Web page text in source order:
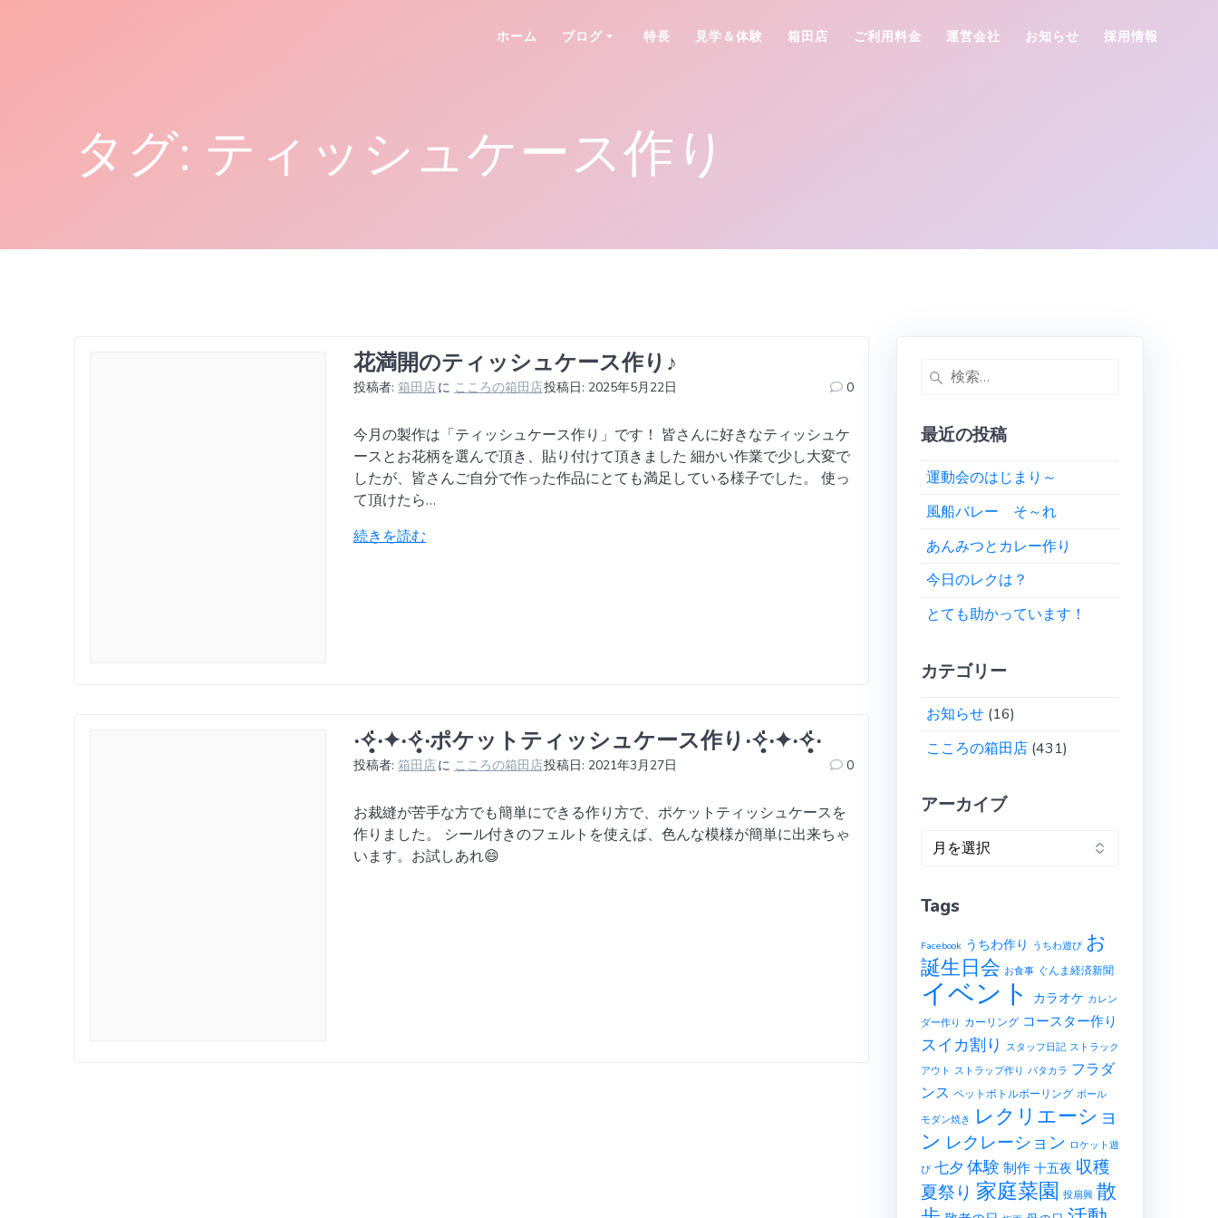
ホーム ブログ 特長 見学＆体験 箱田店 ご利用料金 運営会社 お知らせ 採用情報
タグ: ティッシュケース作り
花満開のティッシュケース作り♪
投稿者:箱田店 に こころの箱田店投稿日: 2025年5月22日 0
今月の製作は「ティッシュケース作り」です！ 皆さんに好きなティッシュケ
ースとお花柄を選んで頂き、貼り付けて頂きました 細かい作業で少し大変で
したが、皆さんご自分で作った作品にとても満足している様子でした。 使っ
て頂けたら…
続きを読む
‧✧̣̥̇‧✦‧✧̣̥̇‧ポケットティッシュケース作り‧✧̣̥̇‧✦‧✧̣̥̇‧
投稿者:箱田店 に こころの箱田店投稿日: 2021年3月27日 0
お裁縫が苦手な方でも簡単にできる作り方で、ポケットティッシュケースを
作りました。 シール付きのフェルトを使えば、色んな模様が簡単に出来ちゃ
います。お試しあれ😄
検
最近の投稿
運動会のはじまり～
風船バレー そ～れ
あんみつとカレー作り
今日のレクは？
とても助かっています！
カテゴリー
お知らせ (16)
こころの箱田店 (431)
アーカイブ
イ
Tags
Facebook うちわ作り うちわ遊び お
誕生日会 お食事 ぐんま経済新聞
イベント カラオケ カレン
ダー作り カーリング コースター作り
スイカ割り スタッフ日記 ストラック
アウト ストラップ作り パタカラ フラダ
ンス ペットボトルボーリング ボール
モダン焼き レクリエーショ
ン レクレーション ロケット遊
び 七夕 体験 制作 十五夜 収穫
夏祭り 家庭菜園 投扇興 散